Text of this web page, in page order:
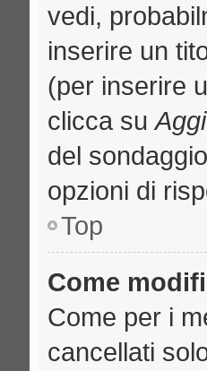
vedi,
inserire un
(per inserire
clicca su
del
opzioni di
Top
Come
Come per i
cancellati